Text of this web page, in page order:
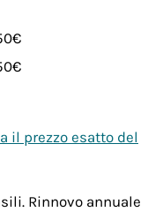
il prezzo esatto del
Rinnovo annuale